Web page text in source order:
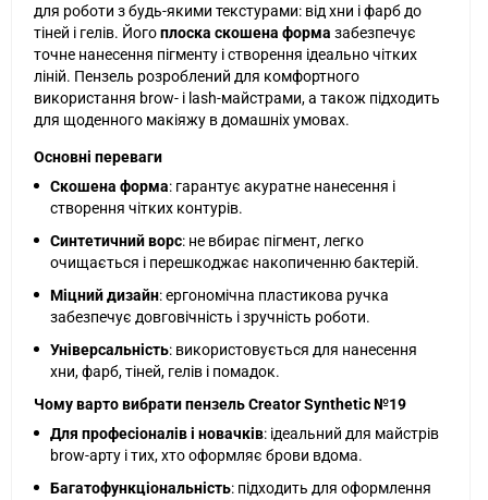
для роботи з будь-якими текстурами: від хни і фарб до
тіней і гелів. Йогоплоска скошена форма забезпечує
точне нанесення пігменту і створення ідеально чітких
ліній. Пензель розроблений для комфортного
використання brow- і lash-майстрами, а також підходить
для щоденного макіяжу в домашніх умовах.
Основні переваги
Скошена форма: гарантує акуратне нанесення і
створення чітких контурів.
Синтетичний ворс: не вбирає пігмент, легко
очищається і перешкоджає накопиченню бактерій.
Міцний дизайн: ергономічна пластикова ручка
забезпечує довговічність і зручність роботи.
Універсальність: використовується для нанесення
хни, фарб, тіней, гелів і помадок.
Чому варто вибрати пензель Creator Synthetic №19
Для професіоналів і новачків: ідеальний для майстрів
brow-арту і тих, хто оформляє брови вдома.
Багатофункціональність: підходить для оформлення